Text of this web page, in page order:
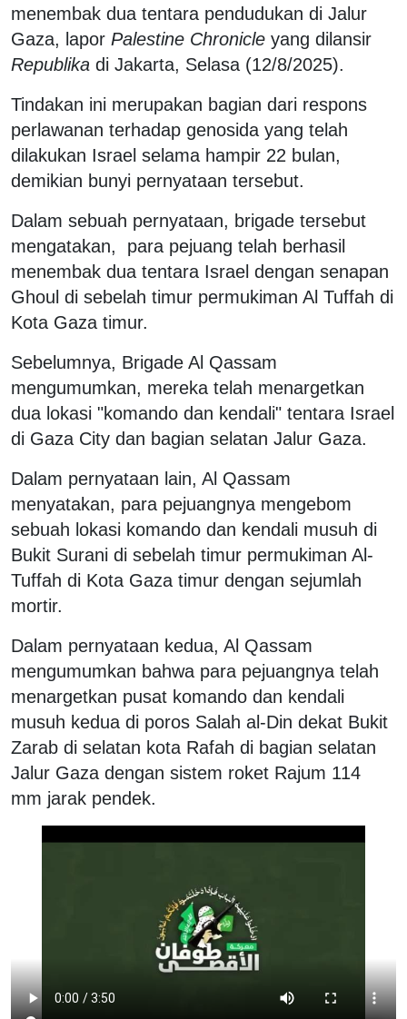
menembak dua tentara pendudukan di Jalur
Gaza, lapor Palestine Chronicle yang dilansir
Republika di Jakarta, Selasa (12/8/2025).
Tindakan ini merupakan bagian dari respons
perlawanan terhadap genosida yang telah
dilakukan Israel selama hampir 22 bulan,
demikian bunyi pernyataan tersebut.
Dalam sebuah pernyataan, brigade tersebut
mengatakan, para pejuang telah berhasil
menembak dua tentara Israel dengan senapan
Ghoul di sebelah timur permukiman Al Tuffah di
Kota Gaza timur.
Sebelumnya, Brigade Al Qassam
mengumumkan, mereka telah menargetkan
dua lokasi "komando dan kendali" tentara Israel
di Gaza City dan bagian selatan Jalur Gaza.
Dalam pernyataan lain, Al Qassam
menyatakan, para pejuangnya mengebom
sebuah lokasi komando dan kendali musuh di
Bukit Surani di sebelah timur permukiman Al-
Tuffah di Kota Gaza timur dengan sejumlah
mortir.
Dalam pernyataan kedua, Al Qassam
mengumumkan bahwa para pejuangnya telah
menargetkan pusat komando dan kendali
musuh kedua di poros Salah al-Din dekat Bukit
Zarab di selatan kota Rafah di bagian selatan
Jalur Gaza dengan sistem roket Rajum 114
mm jarak pendek.